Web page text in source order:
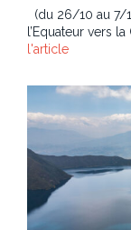
(du 26/10 au 7/
l’Equateur vers
l'article